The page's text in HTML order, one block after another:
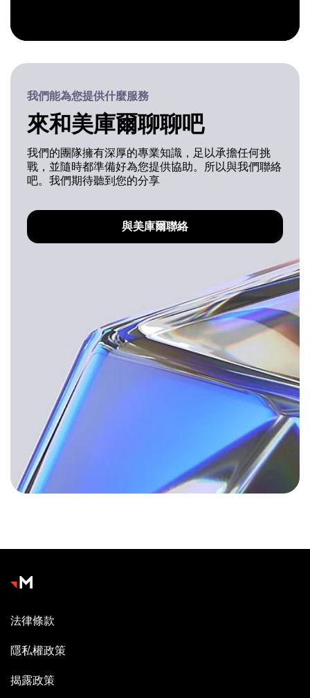
我們能為您提供什麼服務
來和美庫爾聊聊吧
我們的團隊擁有深厚的專業知識，足以承擔任何挑
戰，並隨時都準備好為您提供協助。所以與我們聯絡
吧。我們期待聽到您的分享
與美庫爾聯絡
法律條款
隱私權政策
揭露政策